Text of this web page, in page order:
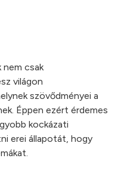
nem csak
világon
szövődményei a
Éppen ezért érdemes
kockázati
erei állapotát, hogy